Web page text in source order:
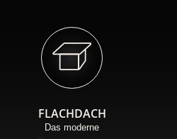
FLACHDACH
Das moderne